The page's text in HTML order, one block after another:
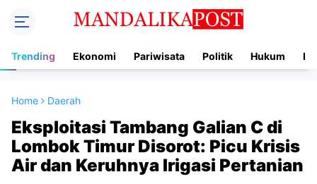
Trending Ekonomi Pariwisata Politik Hukum
Home Daerah
Eksploitasi Tambang Galian C di
Lombok Timur Disorot: Picu Krisis
Air dan Keruhnya Irigasi Pertanian